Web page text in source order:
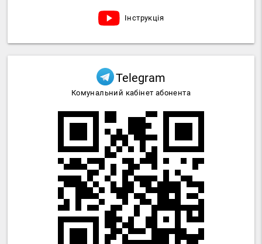
Інструкція
Telegram
Комунальний кабінет абонента